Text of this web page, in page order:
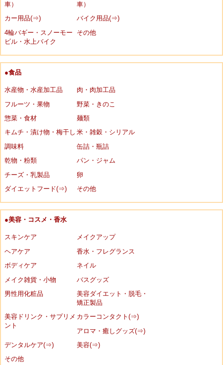
車）
車）
カー用品(⇒)
バイク用品(⇒)
4輪バギー・スノーモー
ビル・水上バイク
その他
●食品
水産物・水産加工品
肉・肉加工品
フルーツ・果物
野菜・きのこ
惣菜・食材
麺類
キムチ・漬け物・梅干し 米・雑穀・シリアル
調味料
缶詰・瓶詰
乾物・粉類
パン・ジャム
チーズ・乳製品
卵
ダイエットフード(⇒)
その他
●美容・コスメ・香水
スキンケア
メイクアップ
ヘアケア
香水・フレグランス
ボディケア
ネイル
メイク雑貨・小物
バスグッズ
男性用化粧品
美容ダイエット・脱毛・
矯正製品
美容ドリンク・サプリメ
ント
カラーコンタクト(⇒)
アロマ・癒しグッズ(⇒)
デンタルケア(⇒)
美容(⇒)
その他